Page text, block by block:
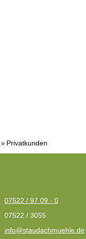
Privatkunden
07522 / 97 09 - 0
07522 / 3055
info@staudachmuehle.de